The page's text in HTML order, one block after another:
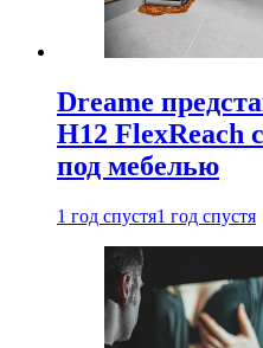
Dreame
H12 FlexReach
под мебелью
1 год спустя1 год спустя